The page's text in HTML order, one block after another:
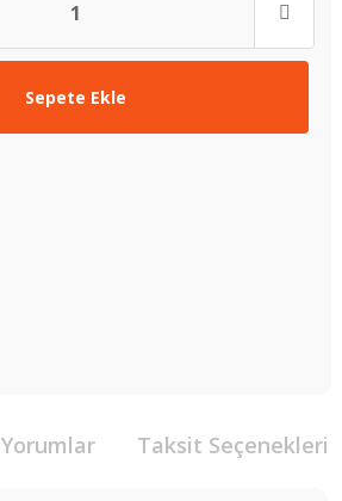
Sepete Ekle
Yorumlar Taksit Seçenekleri